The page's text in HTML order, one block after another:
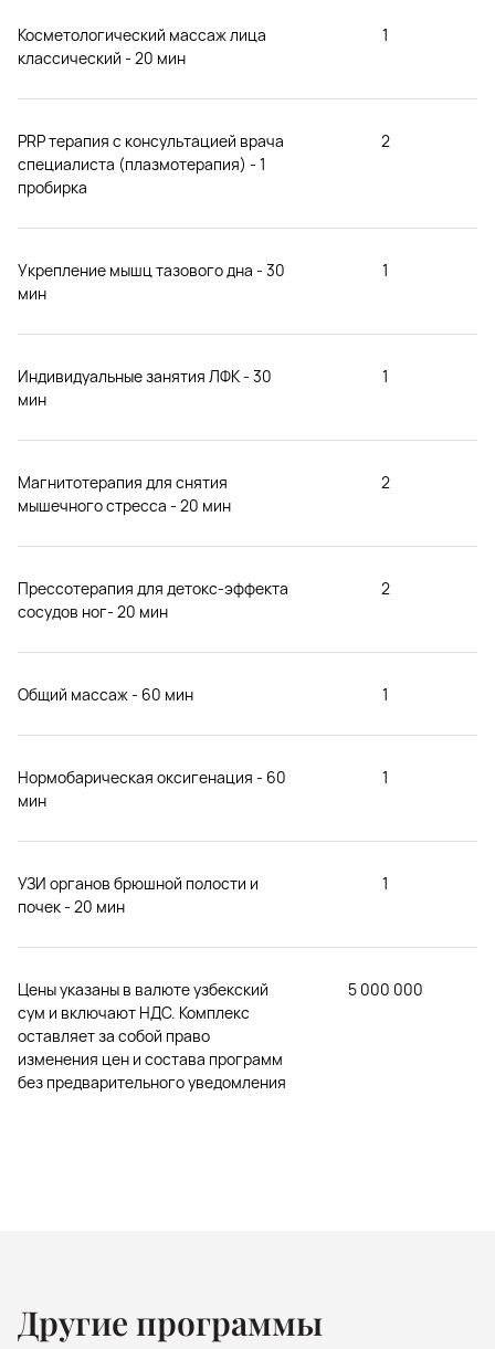
Косметологический массаж лица
классический - 20 мин
1
PRP терапия с консультацией врача
специалиста (плазмотерапия) - 1
пробирка
2
Укрепление мышц тазового дна - 30
мин
1
Индивидуальные занятия ЛФК - 30
мин
1
Магнитотерапия для снятия
мышечного стресса - 20 мин
2
Прессотерапия для детокс-эффекта
сосудов ног- 20 мин
2
Общий массаж - 60 мин 1
Нормобарическая оксигенация - 60
мин
1
УЗИ органов брюшной полости и
почек - 20 мин
1
Цены указаны в валюте узбекский
сум и включают НДС. Комплекс
оставляет за собой право
изменения цен и состава программ
без предварительного уведомления
5 000 000
Другие программы